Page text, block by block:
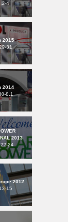
4
2015
31
2014
8.1
2013
24
2012
15